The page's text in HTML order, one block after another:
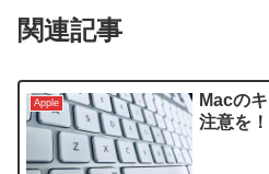
関連記事
Apple
Macの
注意を！